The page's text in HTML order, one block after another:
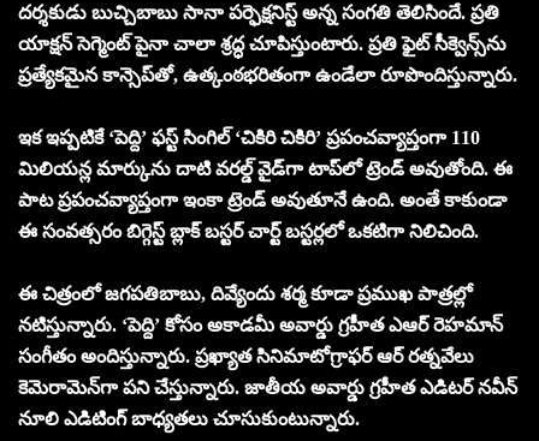
దర్శకుడు బుచ్చిబాబు సానా పర్ఫెక్షనిస్ట్ అన్న సంగతి తెలిసిందే. ప్రతి
యాక్షన్ సెగ్మెంట్ పైనా చాలా శ్రద్ధ చూపిస్తుంటారు. ప్రతి ఫైట్ సీక్వెన్స్‌ను
ప్రత్యేకమైన కాన్సెప్‌తో, ఉత్కంఠభరితంగా ఉండేలా రూపొందిస్తున్నారు.
ఇక ఇప్పటికే ‘పెద్ది’ ఫస్ట్ సింగిల్ ‘చికిరి చికిరి’ ప్రపంచవ్యాప్తంగా 110
మిలియన్ల మార్కును దాటి వరల్డ్ వైడ్‌గా టాప్‌లో ట్రెండ్ అవుతోంది. ఈ
పాట ప్రపంచవ్యాప్తంగా ఇంకా ట్రెండ్ అవుతూనే ఉంది. అంతే కాకుండా
ఈ సంవత్సరం బిగ్గెస్ట్ బ్లాక్ బస్టర్ చార్ట్ బస్టర్లలో ఒకటిగా నిలిచింది.
ఈ చిత్రంలో జగపతిబాబు, దివ్యేందు శర్మ కూడా ప్రముఖ పాత్రల్లో
నటిస్తున్నారు. ‘పెద్ది’ కోసం అకాడమీ అవార్డు గ్రహీత ఎఆర్ రెహమాన్
సంగీతం అందిస్తున్నారు. ప్రఖ్యాత సినిమాటోగ్రాఫర్ ఆర్ రత్నవేలు
కెమెరామెన్‌గా పని చేస్తున్నారు. జాతీయ అవార్డు గ్రహీత ఎడిటర్ నవీన్
నూలి ఎడిటింగ్ బాధ్యతలు చూసుకుంటున్నారు.